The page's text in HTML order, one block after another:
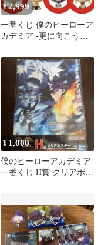
¥2,999
一番くじ 僕のヒーローア
カデミア -更に向こうへ-
ュア
¥ 1,000
僕のヒーローアカデミア
一番くじ H賞 クリアポス